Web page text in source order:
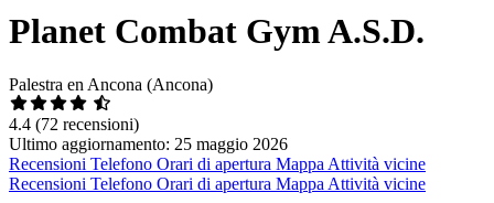
Planet Combat Gym A.S.D.
Palestra en Ancona (Ancona)
4.4 (72 recensioni)
Ultimo aggiornamento: 25 maggio 2026
Recensioni Telefono Orari di apertura Mappa Attività vicine
Recensioni Telefono Orari di apertura Mappa Attività vicine